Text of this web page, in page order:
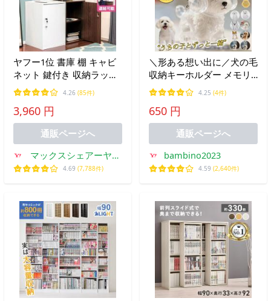
ヤフー1位 書庫 棚 キャビ
ネット 鍵付き 収納ラック
2段 40x40x60cm ロッカー
収納棚 扉付き 鍵付き ファ
イルラック カラーボック
ス 送料無料
4.26 (85件)
3,960 円
通販ページへ
マックスシェアーヤフ
ー店
4.69 (7,788件)
＼形ある想い出に／犬の毛
収納キーホルダー メモリ
アルペットグッズ 透明ケ
ース 犬の毛キーホルダー
遺毛 ケース 遺毛入れ 抜け
毛入れ
4.25 (4件)
650 円
通販ページへ
bambino2023
4.59 (2,640件)